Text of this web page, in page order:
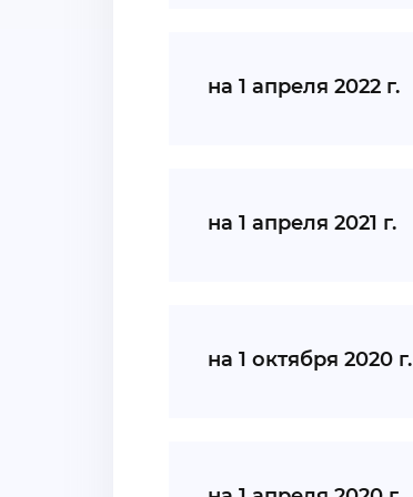
на 1 апреля 2022 г.
на 1 апреля 2021 г.
на 1 октября 2020 г.